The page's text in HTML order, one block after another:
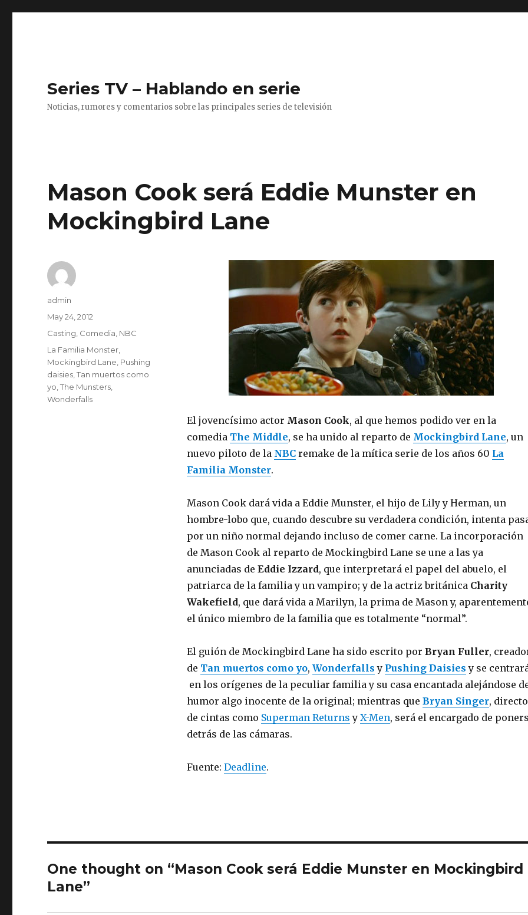
Series TV – Hablando en serie
Noticias, rumores y comentarios sobre las principales series de televisión
Mason Cook será Eddie Munster en
Mockingbird Lane
El jovencísimo actor Mason Cook, al que hemos podido ver en la
comedia The Middle, se ha unido al reparto de Mockingbird Lane, un
nuevo piloto de la NBCremake de la mítica serie de los años 60 La
Familia Monster.
Mason Cook dará vida a Eddie Munster, el hijo de Lily y Herman, un
hombre-lobo que, cuando descubre su verdadera condición, intenta
por un niño normal dejando incluso de comer carne. La incorporación
de Mason Cook al reparto de Mockingbird Lane se une a las ya
anunciadas de Eddie Izzard, que interpretará el papel del abuelo, el
patriarca de la familia y un vampiro; y de la actriz británica Charity
Wakefield, que dará vida a Marilyn, la prima de Mason y,
el único miembro de la familia que es totalmente “normal”.
El guión de Mockingbird Lane ha sido escrito por Bryan Fuller,
de Tan muertos como yo, Wonderfalls y Pushing Daisies y se
en los orígenes de la peculiar familia y su casa encantada alejándose
humor algo inocente de la original; mientras que Bryan Singer,
de cintas como Superman Returns y X-Men, será el encargado de
detrás de las cámaras.
Fuente: Deadline.
Author
admin
Posted
on
May 24, 2012
Categories
Casting Comedia NBC
Tags
La Familia Monster
Mockingbird Lane Pushing
daisies ,Tan muertos como
yo ,The Munsters
Wonderfalls
One thought on “Mason Cook será Eddie Munster en Mockingbird
Lane”